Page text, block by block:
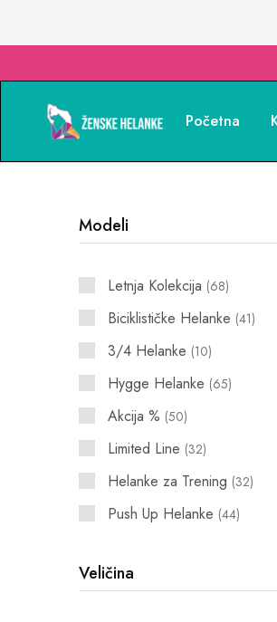
Ženske
Helanke
Besplatna
Povoljne
Nudimo
veliki
ženskih
trening,
Domaća
proizvodnja
Besplatna
dostava!
Poručite
Početna
Modeli
Letnja Kolekcija 68
Biciklističke Helanke 41
3/4 Helanke 10
Hygge Helanke 65
Akcija % 50
Limited Line 32
Helanke za Trening 32
Push Up Helanke 44
Helanke Mokra Likra
Veličina